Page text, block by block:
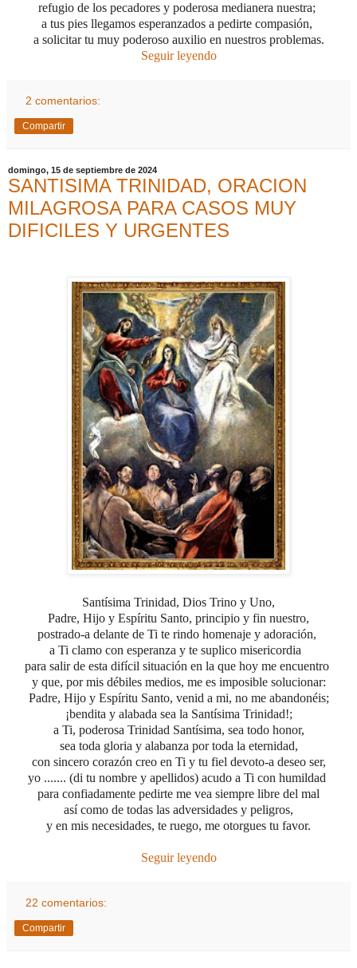
refugio de los pecadores y poderosa medianera nuestra;
a tus pies llegamos esperanzados a pedirte compasión,
a solicitar tu muy poderoso auxilio en nuestros problemas.
Seguir leyendo
2 comentarios:
Compartir
domingo, 15 de septiembre de 2024
SANTISIMA TRINIDAD, ORACION
MILAGROSA PARA CASOS MUY
DIFICILES Y URGENTES
Santísima Trinidad, Dios Trino y Uno,
Padre, Hijo y Espíritu Santo, principio y fin nuestro,
postrado-a delante de Ti te rindo homenaje y adoración,
a Ti clamo con esperanza y te suplico misericordia
para salir de esta difícil situación en la que hoy me encuentro
y que, por mis débiles medios, me es imposible solucionar:
Padre, Hijo y Espíritu Santo, venid a mi, no me abandonéis;
¡bendita y alabada sea la Santísima Trinidad!;
a Ti, poderosa Trinidad Santísima, sea todo honor,
sea toda gloria y alabanza por toda la eternidad,
con sincero corazón creo en Ti y tu fiel devoto-a deseo ser,
yo ....... (di tu nombre y apellidos) acudo a Ti con humildad
para confiadamente pedirte me vea siempre libre del mal
así como de todas las adversidades y peligros,
y en mis necesidades, te ruego, me otorgues tu favor.
Seguir leyendo
22 comentarios:
Compartir